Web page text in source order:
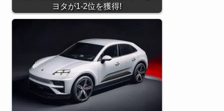
ヨタが1-2位を獲得!